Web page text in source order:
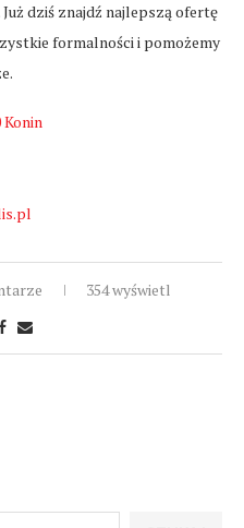
dziś znajdź najlepszą ofertę
formalności i pomożemy
Konin
354 wyświetl